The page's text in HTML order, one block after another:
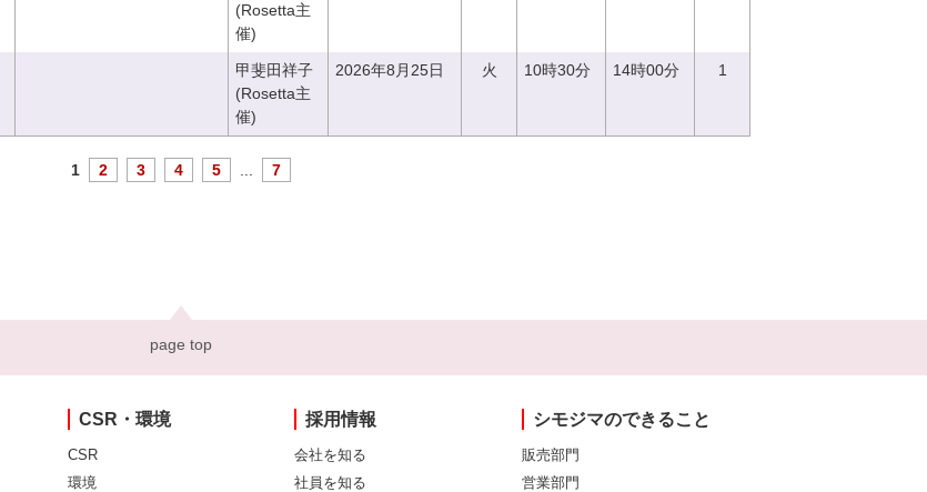
(Rosetta主
催)
甲斐田祥子
(Rosetta主
催)
2026年8月25日 火 10時30分 14時00分 1
1 2 3 4 5 7
page top
CSR・環境
CSR
環境
採用情報
会社を知る
社員を知る
シモジマのできること
販売部門
営業部門